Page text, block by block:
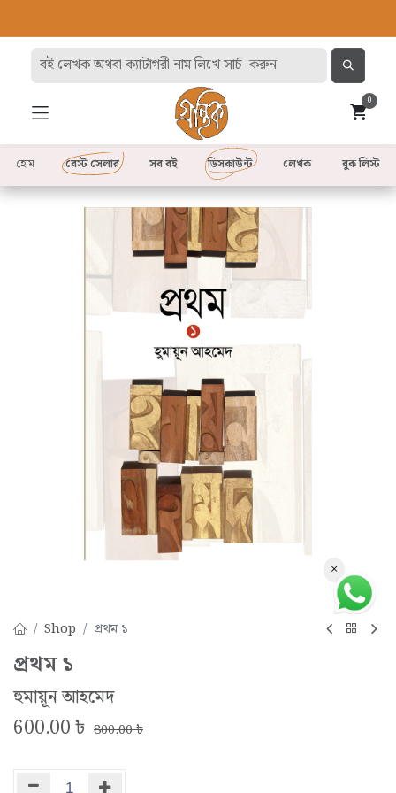
0
হোম বেস্ট সেলার সব বই লেখক
ডিসকাউন্ট বুক লিস্ট
Shop প্রথম ১
প্রথম ১
হুমায়ূন আহমেদ
600.00৳ 800.00৳
×